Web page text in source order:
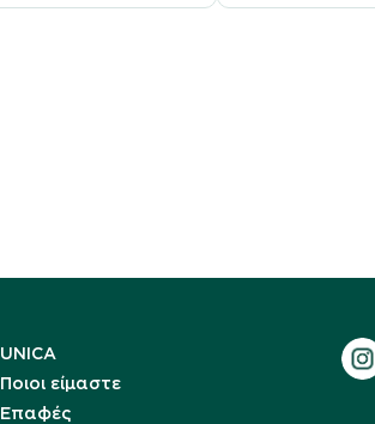
UNICA
Ποιοι είμαστε
Επαφές